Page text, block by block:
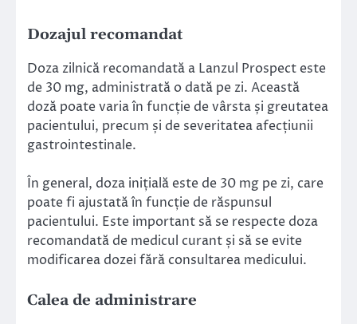
Dozajul recomandat
Doza zilnică recomandată a Lanzul Prospect este
de 30 mg, administrată o dată pe zi. Această
doză poate varia în funcție de vârsta și greutatea
pacientului, precum și de severitatea afecțiunii
gastrointestinale.
În general, doza inițială este de 30 mg pe zi, care
poate fi ajustată în funcție de răspunsul
pacientului. Este important să se respecte doza
recomandată de medicul curant și să se evite
modificarea dozei fără consultarea medicului.
Calea de administrare